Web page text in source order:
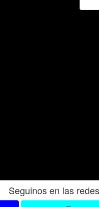
Seguinos en las